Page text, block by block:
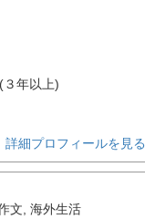
年以上)
詳細プロフィールを見る
文 海外生活